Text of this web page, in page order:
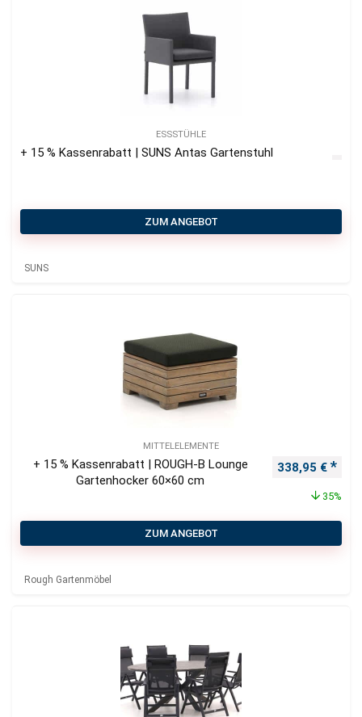
ESSSTÜHLE
+ 15 % Kassenrabatt | SUNS Antas Gartenstuhl
ZUM ANGEBOT
SUNS
MITTELELEMENTE
+ 15 % Kassenrabatt | ROUGH-B Lounge
Gartenhocker 60×60 cm
338,95 €
35%
ZUM ANGEBOT
Rough Gartenmöbel